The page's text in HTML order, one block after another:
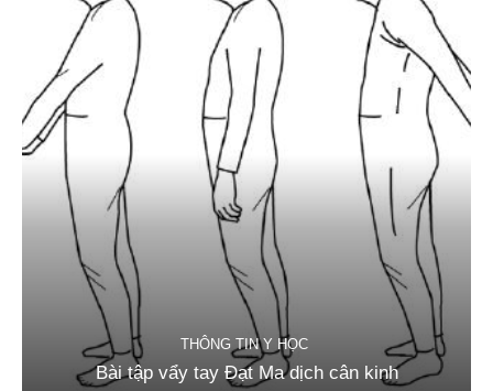
THÔNG TIN Y HỌC
Bài tập vẩy tay Đạt Ma dịch cân kinh